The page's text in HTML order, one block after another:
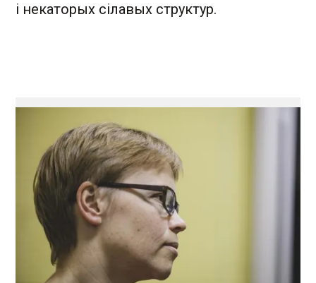
і некаторых сілавых структур.